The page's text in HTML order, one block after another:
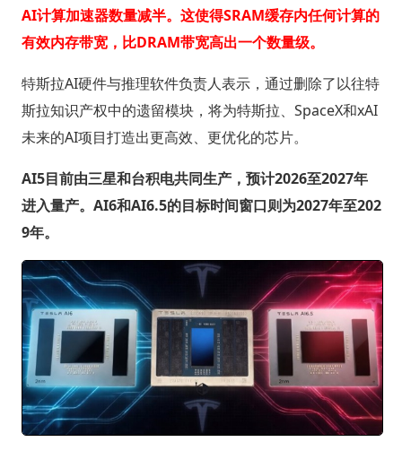
AI计算加速器数量减半。这使得SRAM缓存内任何计算的
有效内存带宽，比DRAM带宽高出一个数量级。
特斯拉AI硬件与推理软件负责人表示，通过删除了以往特
斯拉知识产权中的遗留模块，将为特斯拉、SpaceX和xAI
未来的AI项目打造出更高效、更优化的芯片。
AI5目前由三星和台积电共同生产，预计2026至2027年
进入量产。AI6和AI6.5的目标时间窗口则为2027年至202
9年。